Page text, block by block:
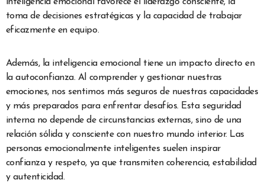
inteligencia emocional favorece el liderazgo consciente, la
toma de decisiones estratégicas y la capacidad de trabajar
eficazmente en equipo.
Además, la inteligencia emocional tiene un impacto directo en
la autoconfianza. Al comprender y gestionar nuestras
emociones, nos sentimos más seguros de nuestras capacidades
y más preparados para enfrentar desafíos. Esta seguridad
interna no depende de circunstancias externas, sino de una
relación sólida y consciente con nuestro mundo interior. Las
personas emocionalmente inteligentes suelen inspirar
confianza y respeto, ya que transmiten coherencia, estabilidad
y autenticidad.